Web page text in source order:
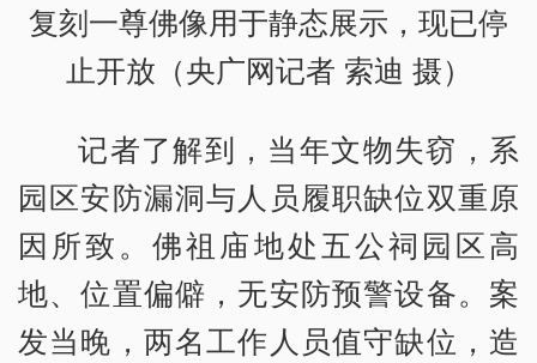
复刻一尊佛像用于静态展示，现已停
止开放（央广网记者 索迪 摄）
记者了解到，当年文物失窃，系
园区安防漏洞与人员履职缺位双重原
因所致。佛祖庙地处五公祠园区高
地、位置偏僻，无安防预警设备。案
发当晚，两名工作人员值守缺位，造